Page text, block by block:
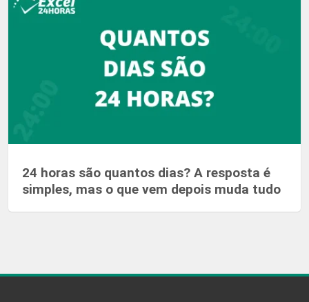
24 horas são quantos dias? A resposta é
simples, mas o que vem depois muda tudo